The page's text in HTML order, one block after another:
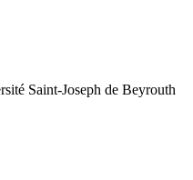
Saint-Joseph de Beyrouth